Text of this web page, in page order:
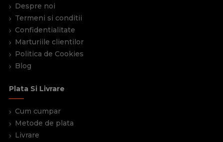
de modele pentru sertare mici, compacte si pentru
mobilier de dimensiuni mari si foarte mari. Avantajele
acestor modele de manere sunt fiabilitatea si
durabilitatea, prin urmare, sunt preferate de multi. In
ceea ce priveste culoarea, gama este destul de diversa,
astfel incat toata lumea sa poata alege in functie de
atractiv.
Despre noi
Termeni si conditii
Confidentialitate
Marturiile clientilor
Politica de Cookies
Blog
Plata Si Livrare
Cum cumpar
Metode de plata
Livrare